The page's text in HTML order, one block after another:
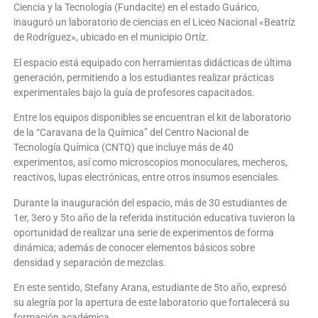
Ciencia y la Tecnología (Fundacite) en el estado Guárico,
inauguró un laboratorio de ciencias en el Liceo Nacional «Beatríz
de Rodríguez», ubicado en el municipio Ortíz.
El espacio está equipado con herramientas didácticas de última
generación, permitiendo a los estudiantes realizar prácticas
experimentales bajo la guía de profesores capacitados.
Entre los equipos disponibles se encuentran el kit de laboratorio
de la “Caravana de la Química” del Centro Nacional de
Tecnología Química (CNTQ) que incluye más de 40
experimentos, así como microscopios monoculares, mecheros,
reactivos, lupas electrónicas, entre otros insumos esenciales.
Durante la inauguración del espacio, más de 30 estudiantes de
1er, 3ero y 5to año de la referida institución educativa tuvieron la
oportunidad de realizar una serie de experimentos de forma
dinámica; además de conocer elementos básicos sobre
densidad y separación de mezclas.
En este sentido, Stefany Arana, estudiante de 5to año, expresó
su alegría por la apertura de este laboratorio que fortalecerá su